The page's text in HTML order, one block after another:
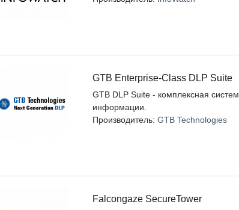
GTB Enterprise-Class DLP Suite
GTB DLP Suite - комплексная
информации.
Производитель: GTB Technologies
Falcongaze SecureTower